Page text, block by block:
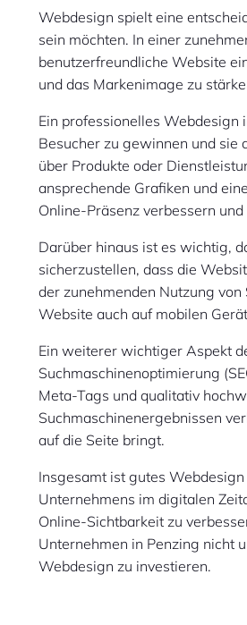
Webdesign spielt eine
sein möchten. In einer
benutzerfreundliche Website
und das Markenimage zu
Ein professionelles Webdesign
Besucher zu gewinnen und sie
über Produkte oder
ansprechende Grafiken und
Online-Präsenz verbessern
Darüber hinaus ist es wichtig,
sicherzustellen, dass die
der zunehmenden Nutzung
Website auch auf mobilen
Ein weiterer wichtiger Aspekt
Suchmaschinenoptimierung
Meta-Tags und qualitativ
Suchmaschinenergebnissen
auf die Seite bringt.
Insgesamt ist gutes
Unternehmens im digitalen
Online-Sichtbarkeit zu
Unternehmen in Penzing nicht
Webdesign zu investieren.